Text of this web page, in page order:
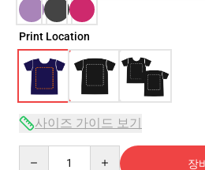
Print Location
사이즈 가이드 보기
장